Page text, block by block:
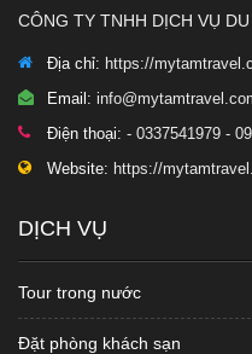
CÔNG TY TNHH DỊCH VỤ
Địa chỉ: https://
Email:
Điện thoại: - 0337541979 -
Website: https://
DỊCH VỤ
Tour trong nước
Đặt phòng khách sạn